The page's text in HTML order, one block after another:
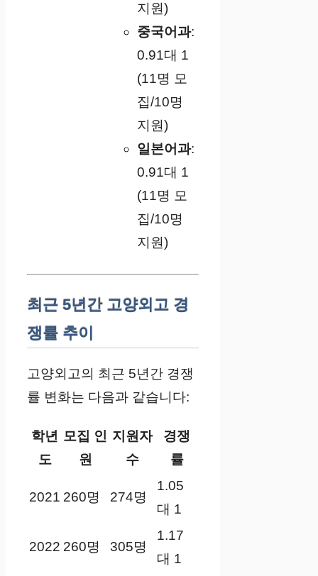
지원)
중국어과:
0.91대 1
(11명 모
집/10명
지원)
일본어과:
0.91대 1
(11명 모
집/10명
지원)
최근 5년간 고양외고 경
쟁률 추이
고양외고의 최근 5년간 경쟁
률 변화는 다음과 같습니다:
학년
도
모집 인
원
지원자
수
경쟁
률
2021 260명 274명
1.05
대 1
2022 260명 305명
1.17
대 1